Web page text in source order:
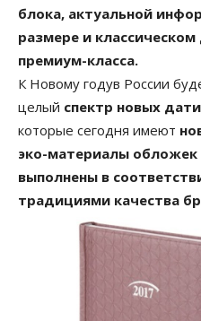
блока, актуальной
размере и
премиум-класса.
К Новому годув России
целый спектр новых
которые сегодня имеют
эко-материалы
выполнены в
традициями качества